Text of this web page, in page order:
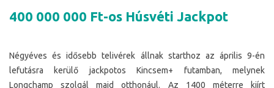
400 000 000 Ft-os Húsvéti Jackpot
Négyéves és idősebb telivérek állnak starthoz az április 9-én
lefutásra kerülő jackpotos Kincsem+ futamban, melynek
Longchamp szolgál majd otthonául. Az 1400 méterre kiírt